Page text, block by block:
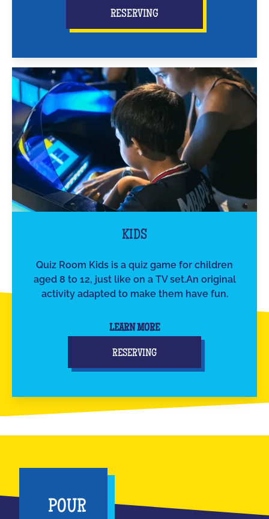
RESERVING
KIDS
Quiz Room Kids is a quiz game for children
aged 8 to 12, just like on a TV set.An original
activity adapted to make them have fun.
LEARN MORE
RESERVING
POUR